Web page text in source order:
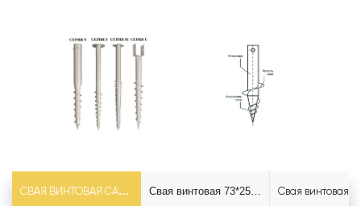
СВАЯ ВИНТОВАЯ САМОРЕЗ Ф73*5.5 Свая винтовая 73*2500 саморез